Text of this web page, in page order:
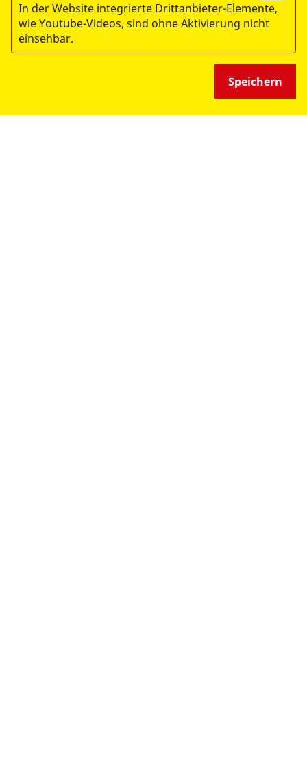
Datenschutz
Medizinproduktesicherheit
In der Website integrierte Drittanbieter-Elemente,
wie Youtube-Videos, sind ohne Aktivierung nicht
einsehbar.
Speichern